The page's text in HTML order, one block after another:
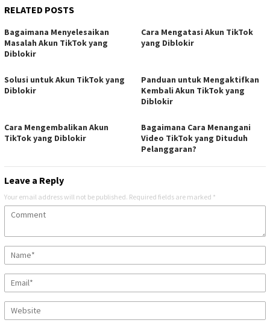
RELATED POSTS
Bagaimana Menyelesaikan
Masalah Akun TikTok yang
Diblokir
Cara Mengatasi Akun TikTok
yang Diblokir
Solusi untuk Akun TikTok yang
Diblokir
Panduan untuk Mengaktifkan
Kembali Akun TikTok yang
Diblokir
Cara Mengembalikan Akun
TikTok yang Diblokir
Bagaimana Cara Menangani
Video TikTok yang Dituduh
Pelanggaran?
Leave a Reply
Your email address will not be published. Required fields are marked *